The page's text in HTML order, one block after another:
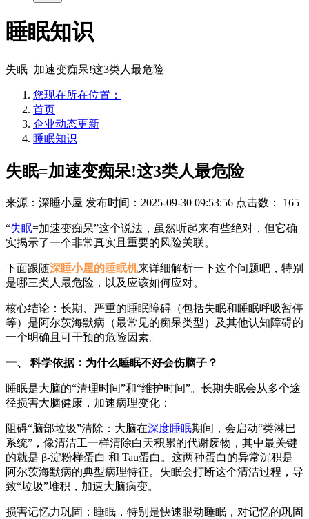
睡眠知识
失眠=加速变痴呆!这3类人最危险
您现在所在位置：
首页
企业动态更新
睡眠知识
失眠=加速变痴呆!这3类人最危险
来源：深睡小屋 发布时间：2025-09-30 09:53:56 点击数： 165
“失眠=加速变痴呆”这个说法，虽然听起来有些绝对，但它确
实揭示了一个非常真实且重要的风险关联。
下面跟随深睡小屋的睡眠机来详细解析一下这个问题吧，特别
是哪三类人最危险，以及应该如何应对。
核心结论：长期、严重的睡眠障碍（包括失眠和睡眠呼吸暂停
等）是阿尔茨海默病（最常见的痴呆类型）及其他认知障碍的
一个明确且可干预的危险因素。
一、 科学依据：为什么睡眠不好会伤脑子？
睡眠是大脑的“清理时间”和“维护时间”。长期失眠会从多个途
径损害大脑健康，加速病理变化：
阻碍“脑部垃圾”清除：大脑在深度睡眠期间，会启动“类淋巴
系统”，像清洁工一样清除白天积累的代谢废物，其中最关键
的就是 β-淀粉样蛋白 和 Tau蛋白。这两种蛋白的异常沉积是
阿尔茨海默病的典型病理特征。失眠会打断这个清洁过程，导
致“垃圾”堆积，加速大脑病变。
损害记忆力巩固：睡眠，特别是快速眼动睡眠，对记忆的巩固